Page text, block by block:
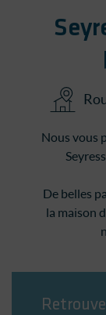
Nous vous
De belles
la maison